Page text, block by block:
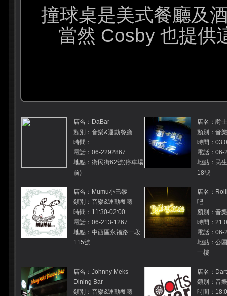
撞球桌是美式餐廳及
當然 Cosby 也提供
店名：DaBar
類別：音樂&運動餐廳
時間：
電話：06-2292867
地點：衛民街62號(停車場
前)
店名：爵
類別：音
時間：
電話：06-
地點：民
18號
店名：Mumu小巴黎
類別：音樂&運動餐廳
時間：11:30-02:00
電話：06-213-1267
地點：中西區永福路一段
115號
店名：
吧
類別：音
時間：
電話：06-
地點：公
一樓
店名：Johnny Meks
Dining Bar
類別：音樂&運動餐廳
店名：
類別：音
時間：